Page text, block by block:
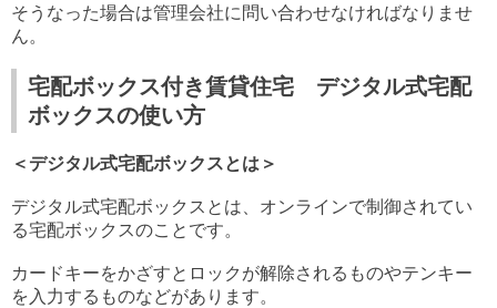
そうなった場合は管理会社に問い合わせなければなりませ
ん。
宅配ボックス付き賃貸住宅 デジタル式宅配
ボックスの使い方
＜デジタル式宅配ボックスとは＞
デジタル式宅配ボックスとは、オンラインで制御されてい
る宅配ボックスのことです。
カードキーをかざすとロックが解除されるものやテンキー
を入力するものなどがあります。